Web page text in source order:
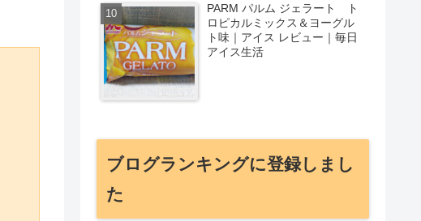
PARM パルム ジェラート ト
ロピカルミックス＆ヨーグル
ト味｜アイス レビュー｜毎日
アイス生活
ブログランキングに登録しまし
た